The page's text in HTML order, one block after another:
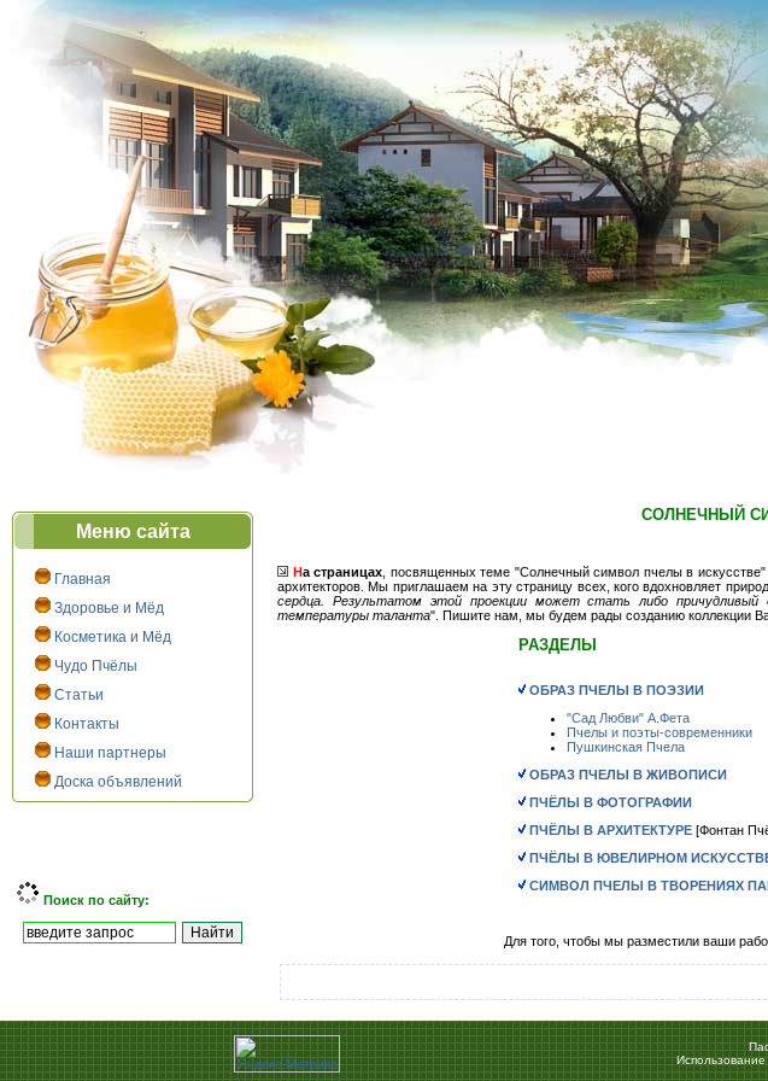
Меню сайта
Главная
Здоровье и Мёд
Косметика и Мёд
Чудо Пчёлы
Статьи
Контакты
Наши партнеры
Доска объявлений
Поиск по сайту:
CОЛНЕЧНЫЙ
На страницах , посвященных теме "Солнечный символ пчелы в
архитекторов. Мы приглашаем на эту страницу всех, кого вдохновляет
сердца. Результатом этой проекции может стать либо
температуры таланта". Пишите нам, мы будем рады созданию коллекции
РАЗДЕЛЫ
ОБРАЗ ПЧЕЛЫ В ПОЭЗИИ
"Сад Любви" А.Фета
Пчелы и поэты-современники
Пушкинская Пчела
ОБРАЗ ПЧЕЛЫ В ЖИВОПИСИ
ПЧЁЛЫ В ФОТОГРАФИИ
ПЧЁЛЫ В АРХИТЕКТУРЕ [Фонтан
ПЧЁЛЫ В ЮВЕЛИРНОМ
СИМВОЛ ПЧЕЛЫ В ТВОРЕНИЯХ
Для того, чтобы мы разместили ваши